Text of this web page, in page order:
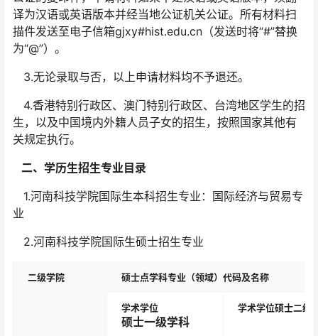
译为汉语或英语版本并经当地公证机关公证。所有材料扫
描件发送至电子信箱gjxy#hist.edu.cn（发送时将“#”替换
为“@”）。
3.无论录取与否，以上申请材料均不予退还。
4.香港特别行政区、澳门特别行政区、台湾地区学生的招
生，以及中国境内外籍人员子女的招生，按照国家其他有
关规定执行。
二、学历生招生专业目录
1.河南科技学院国际生本科招生专业：国际经济与贸易专
业
2.河南科技学院国际生硕士招生专业
二级学院 硕士点学科专业（领域）代码及名称
学术学位
硕士一级学科
学术学位硕士二级